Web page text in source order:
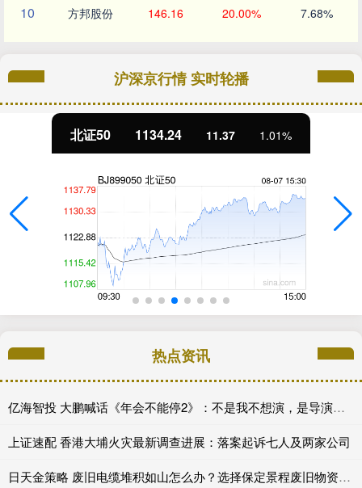
10 方邦股份 146.16 20.00% 7.68%
沪深京行情 实时轮播
北证50 1134.24 11.37 1.01%
热点资讯
亿海智投 大鹏喊话《年会不能停2》：不是我不想演，是导演压根没喊我!
上证速配 香港大埔火灾最新调查进展：落案起诉七人及两家公司
日天金策略 废旧电缆堆积如山怎么办？选择保定景程废旧物资回收有限公司